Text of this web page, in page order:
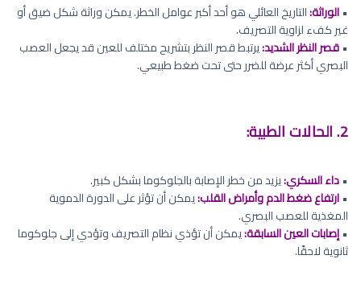
•الوراثة:التاريخ العائلي هو أحد أكبر عوامل الخطر. يمكن وراثة شكل ضيق أو
غير كفء لزاوية التصريف.
•قصر النظر الشديد:يرتبط قصر النظر بتشريح مختلف للعين قد يجعل العصب
البصري أكثر عرضة للضرر حتى تحت ضغط طبيعي.
2. الحالات الطبية:
•داء السكري:يزيد من خطر الإصابة بالجلوكوما بشكل كبير.
•ارتفاع ضغط الدم وأمراض القلب:يمكن أن تؤثر على الدورة الدموية
المغذية للعصب البصري.
•إصابات العين السابقة:يمكن أن تؤذي نظام التصريف وتؤدي إلى جلوكوما
ثانوية لاحقًا.